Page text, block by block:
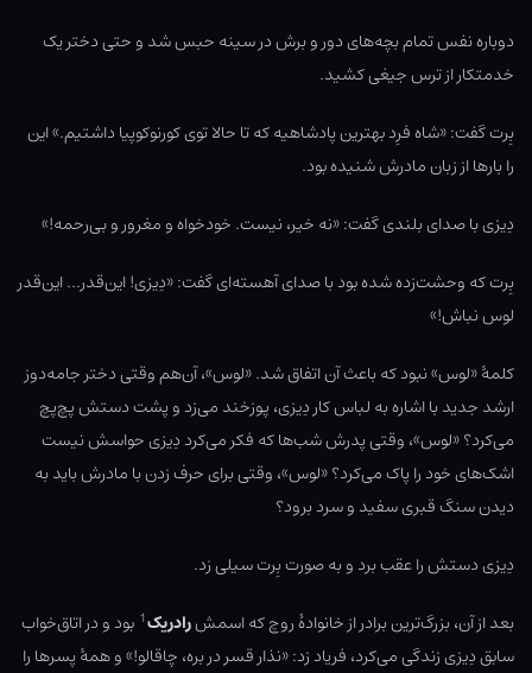
دوباره نفس تمام بچه‌های دور و برش در سینه حبس شد و حتی دختر یک
خدمتکار از ترس جیغی کشید.
بِرت گفت: «شاه فرِد بهترین پادشاهیه که تا حالا توی کورنوکوپیا داشتیم.» این
را بارها از زبان مادرش شنیده بود.
دِیزی با صدای بلندی گفت: «نه خیر، نیست. خودخواه و مغرور و بی‌رحمه!»
بِرت که وحشت‌زده شده بود با صدای آهسته‌ای گفت: «دِیزی! این‌قدر… این‌قدر
لوس نباش!»
کلمۀ «لوس» نبود که باعث آن اتفاق شد. «لوس»، آن‌هم وقتی دختر جامه‌دوز
ارشد جدید با اشاره به لباس کار دِیزی، پوزخند می‌زد و پشت دستش پچ‌پچ
می‌کرد؟ «لوس»، وقتی پدرش شب‌ها که فکر می‌کرد دِیزی حواسش نیست
اشک‌های خود را پاک می‌کرد؟ «لوس»، وقتی برای حرف زدن با مادرش باید به
دیدن سنگ قبری سفید و سرد برود؟
دِیزی دستش را عقب برد و به صورت بِرت سیلی زد.
بعد از آن، بزرگ‌ترین برادر از خانوادۀ روچ که اسمشرادریک1 بود و در اتاق‌خواب
سابق دِیزی زندگی می‌کرد، فریاد زد: «نذار قسر در بره، چاقالو!» و همۀ پسرها را